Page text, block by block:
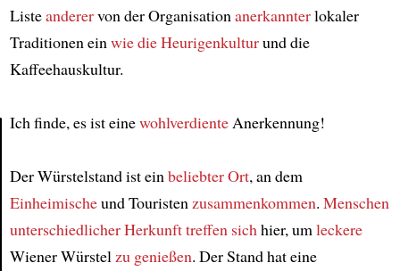
Article
Listeanderervon der Organisationanerkannterlokaler
Traditionen einwie die Heurigenkulturund die
Kaffeehauskultur.
Ich finde, es ist einewohlverdienteAnerkennung!
Der Würstelstand ist einbeliebter Ort, an dem
Einheimischeund Touristenzusammenkommen. Menschen
unterschiedlicher Herkunfttreffen sichhier, umleckere
Wiener Würstelzu genießen. Der Stand hat eine